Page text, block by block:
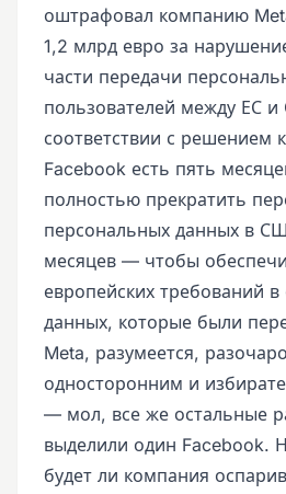
оштрафовал компанию
1,2 млрд евро за
части передачи
пользователей между ЕС
соответствии с решением
Facebook есть пять
полностью прекратить
персональных данных в
месяцев — чтобы
европейских требований
данных, которые были
Meta, разумеется,
односторонним и
— мол, все же остальные
выделили один Facebook.
будет ли компания